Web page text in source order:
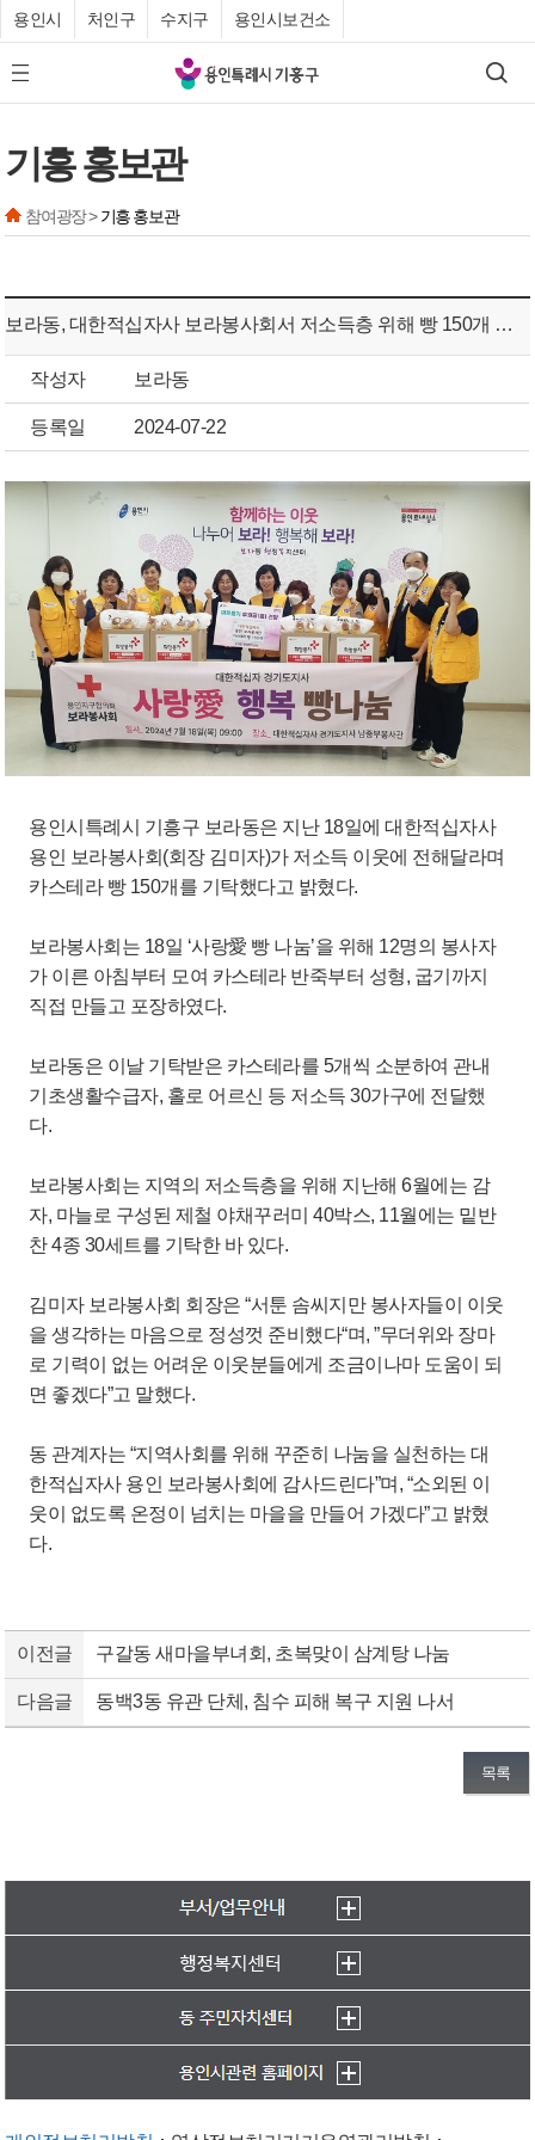
용인시 처인구 수지구 용인시보건소
모바일 메뉴 버튼
기
흥
청
검색
기흥 홍보관
참여광장 >기흥 홍보관
보라동, 대한적십자사 보라봉사회서 저소득층 위해 빵 150개 기탁
작성자 보라동
등록일 2024-07-22
용인시특례시 기흥구 보라동은 지난 18일에 대한적십자사
용인 보라봉사회(회장 김미자)가 저소득 이웃에 전해달라며
카스테라 빵 150개를 기탁했다고 밝혔다.
보라봉사회는 18일 ‘사랑愛 빵 나눔’을 위해 12명의 봉사자
가 이른 아침부터 모여 카스테라 반죽부터 성형, 굽기까지
직접 만들고 포장하였다.
보라동은 이날 기탁받은 카스테라를 5개씩 소분하여 관내
기초생활수급자, 홀로 어르신 등 저소득 30가구에 전달했
다.
보라봉사회는 지역의 저소득층을 위해 지난해 6월에는 감
자, 마늘로 구성된 제철 야채꾸러미 40박스, 11월에는 밑반
찬 4종 30세트를 기탁한 바 있다.
김미자 보라봉사회 회장은 “서툰 솜씨지만 봉사자들이 이웃
을 생각하는 마음으로 정성껏 준비했다“며, ”무더위와 장마
로 기력이 없는 어려운 이웃분들에게 조금이나마 도움이 되
면 좋겠다”고 말했다.
동 관계자는 “지역사회를 위해 꾸준히 나눔을 실천하는 대
한적십자사 용인 보라봉사회에 감사드린다”며, “소외된 이
웃이 없도록 온정이 넘치는 마을을 만들어 가겠다”고 밝혔
다.
이전글 구갈동 새마을부녀회, 초복맞이 삼계탕 나눔
다음글 동백3동 유관 단체, 침수 피해 복구 지원 나서
목록